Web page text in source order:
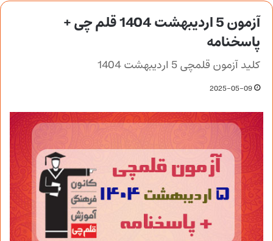
آزمون 5 اردیبهشت 1404 قلم چی +
پاسخنامه
کلید آزمون قلمچی 5 اردیبهشت 1404
2025-05-09